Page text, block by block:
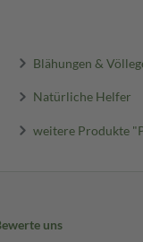
Blähungen &
Natürliche Helfer
weitere Produkte
uns